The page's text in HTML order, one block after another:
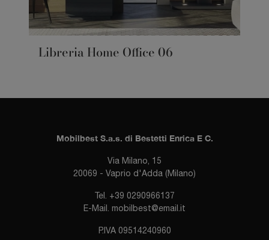
Libreria Home Office 06
Mobilbest S.a.s. di Bestetti Enrica E C.
Via Milano, 15
20069 - Vaprio d'Adda (Milano)
Tel. +39 0290966137
E-Mail. mobilbest@email.it
P.IVA 09514240960